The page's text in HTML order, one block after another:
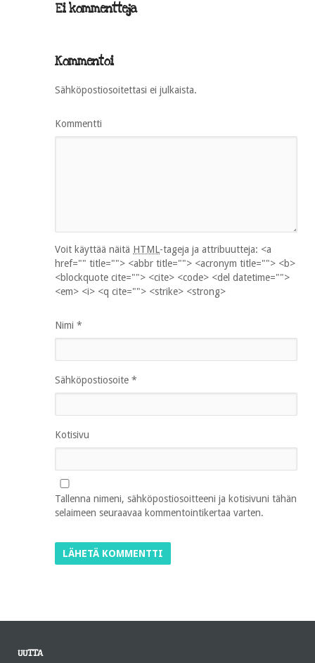
Ei kommentteja
Kommentoi
Sähköpostiosoitettasi ei julkaista.
Kommentti
Voit käyttää näitä HTML-tageja ja attribuutteja: <a
href="" title=""> <abbr title=""> <acronym title=""> <b>
<blockquote cite=""> <cite> <code> <del datetime="">
<em> <i> <q cite=""> <strike> <strong>
Nimi *
Sähköpostiosoite *
Kotisivu
Tallenna nimeni, sähköpostiosoitteeni ja kotisivuni tähän
selaimeen seuraavaa kommentointikertaa varten.
UUTTA